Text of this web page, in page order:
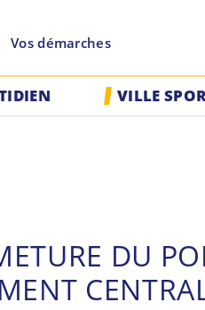
Vos démarches
VILLE
DU